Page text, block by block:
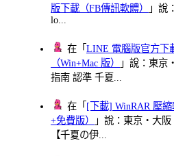
版下載（FB傳訊軟體）
」說
lo...
在「LINE 電腦版官方下
（Win+Mac 版）
」說：東京
指南 認準 千夏...
在「 [下載] WinRAR 壓
+免費版）
」說：東京・大
【千夏の伊...